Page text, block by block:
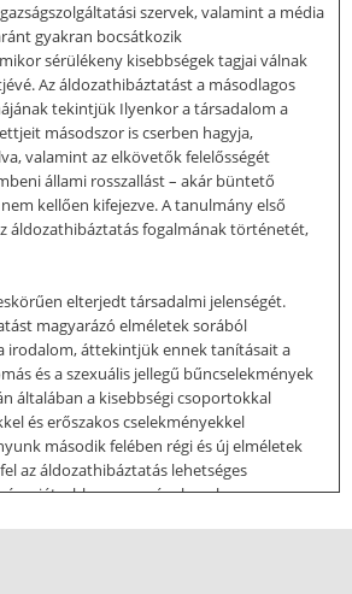
szervek, valamint a média
gyakran bocsátkozik
sérülékeny kisebbségek tagjai válnak
Az áldozathibáztatást a másodlagos
tekintjük Ilyenkor a társadalom a
másodszor is cserben hagyja,
valamint az elkövetők felelősségét
állami rosszallást – akár büntető
kellően kifejezve. A tanulmány első
áldozathibáztatás fogalmának történetét,
elterjedt társadalmi jelenségét.
magyarázó elméletek sorából
irodalom, áttekintjük ennek tanításait a
és a szexuális jellegű bűncselekmények
általában a kisebbségi csoportokkal
és erőszakos cselekményekkel
második felében régi és új elméletek
az áldozathibáztatás lehetséges
abban a reményben, hogy a